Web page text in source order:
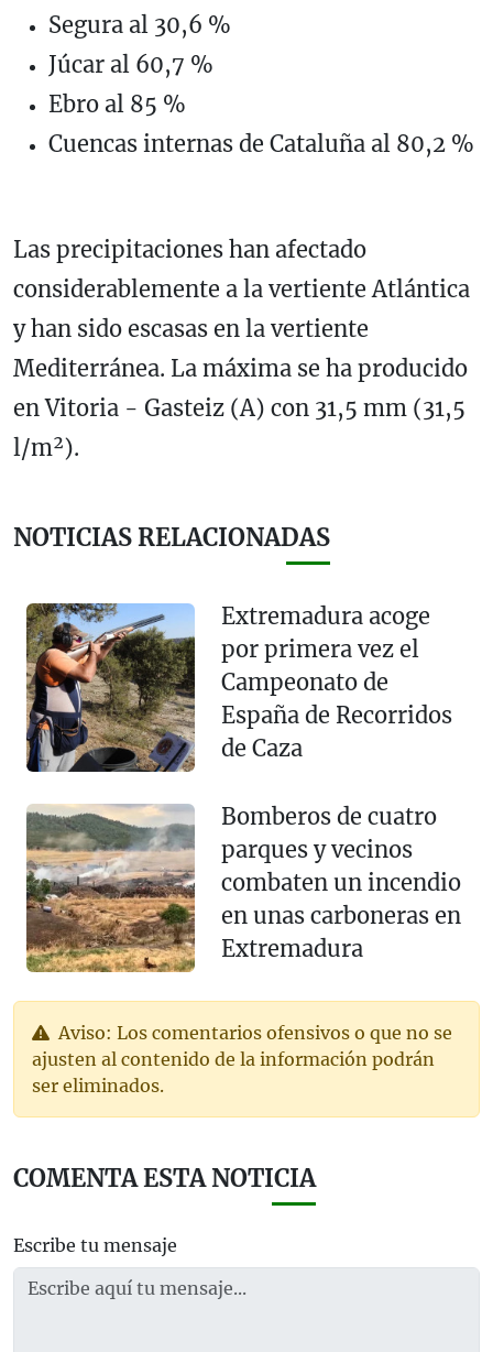
Segura al 30,6 %
Júcar al 60,7 %
Ebro al 85 %
Cuencas internas de Cataluña al 80,2 %
Las precipitaciones han afectado
considerablemente a la vertiente Atlántica
y han sido escasas en la vertiente
Mediterránea. La máxima se ha producido
en Vitoria - Gasteiz (A) con 31,5 mm (31,5
l/m²).
NOTICIAS RELACIONADAS
Extremadura acoge
por primera vez el
Campeonato de
España de Recorridos
de Caza
Bomberos de cuatro
parques y vecinos
combaten un incendio
en unas carboneras en
Extremadura
Aviso: Los comentarios ofensivos o que no se
ajusten al contenido de la información podrán
ser eliminados.
COMENTA ESTA NOTICIA
Escribe tu mensaje